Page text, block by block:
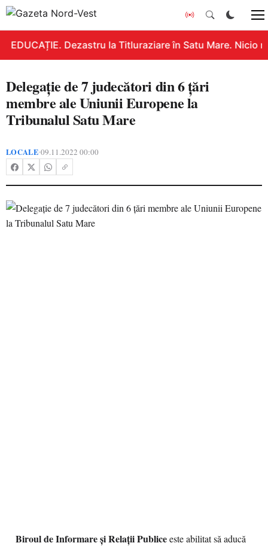
EDUCAȚIE. Dezastru la Titluraziare în Satu Mare. Nicio
Delegație de 7 judecători din 6 țări
membre ale Uniunii Europene la
Tribunalul Satu Mare
LOCALE•09.11.2022 00:00
Biroul de Informare şi Relaţii Publiceeste abilitat să aducă